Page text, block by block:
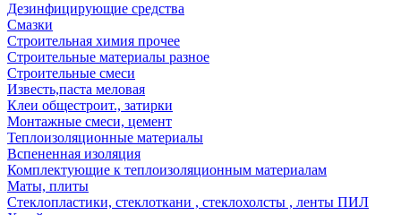
Дезинфицирующие средства
Смазки
Строительная химия прочее
Строительные материалы разное
Строительные смеси
Известь,паста меловая
Клеи общестроит., затирки
Монтажные смеси, цемент
Теплоизоляционные материалы
Вспененная изоляция
Комплектующие к теплоизоляционным материалам
Маты, плиты
Стеклопластики, стеклоткани , стеклохолсты , ленты ПИЛ